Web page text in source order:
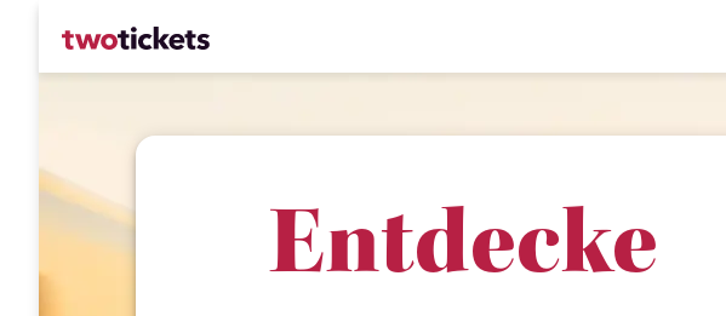
Entdecke